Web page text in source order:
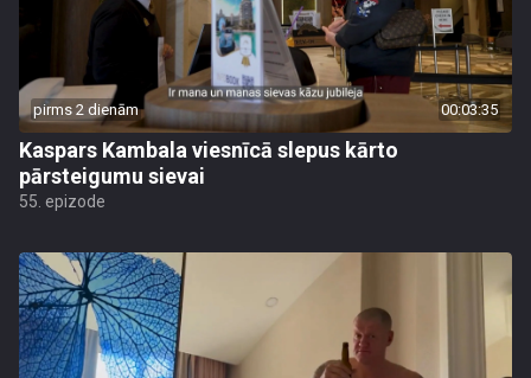
pirms 2 dienām 00:03:35
Kaspars Kambala viesnīcā slepus kārto
pārsteigumu sievai
55. epizode